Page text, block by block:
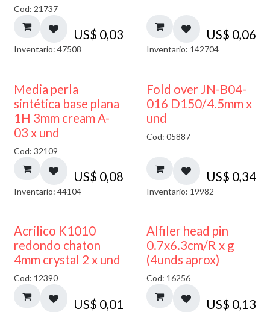
Cod: 21737
US$ 0,03
Inventario: 47508
US$ 0,06
Inventario: 142704
Media perla
sintética base plana
1H 3mm cream A-
03 x und
Cod: 32109
US$ 0,08
Inventario: 44104
Fold over JN-B04-
016 D150/4.5mm x
und
Cod: 05887
US$ 0,34
Inventario: 19982
50% DESCUENTO
Acrilico K1010
redondo chaton
4mm crystal 2 x und
Cod: 12390
US$ 0,01
Alfiler head pin
0.7x6.3cm/R x g
(4unds aprox)
Cod: 16256
US$ 0,13